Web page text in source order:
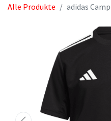
Alle Produkte adidas